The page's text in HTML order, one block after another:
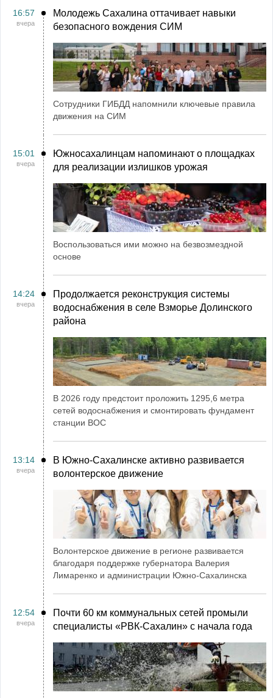
16:57
вчера
Молодежь Сахалина оттачивает навыки
безопасного вождения СИМ
Сотрудники ГИБДД напомнили ключевые правила
движения на СИМ
15:01
вчера
Южносахалинцам напоминают о площадках
для реализации излишков урожая
Воспользоваться ими можно на безвозмездной
основе
14:24
вчера
Продолжается реконструкция системы
водоснабжения в селе Взморье Долинского
района
В 2026 году предстоит проложить 1295,6 метра
сетей водоснабжения и смонтировать фундамент
станции ВОС
13:14
вчера
В Южно-Сахалинске активно развивается
волонтерское движение
Волонтерское движение в регионе развивается
благодаря поддержке губернатора Валерия
Лимаренко и администрации Южно-Сахалинска
12:54
вчера
Почти 60 км коммунальных сетей промыли
специалисты «РВК‑Сахалин» с начала года